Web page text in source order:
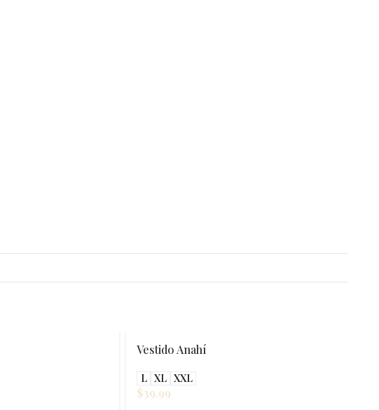
Vestido Anahí
L XL XXL
$39.99